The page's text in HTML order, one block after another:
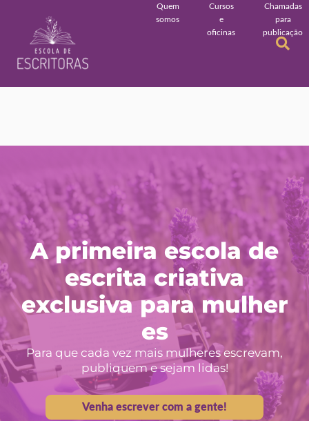
Quem
somos
Cursos
e
oficinas
Chamadas
para
publicação
A primeira escola de
escrita criativa
exclusiva para mulher
es
Para que cada vez mais mulheres escrevam,
publiquem e sejam lidas!
Venha escrever com a gente!